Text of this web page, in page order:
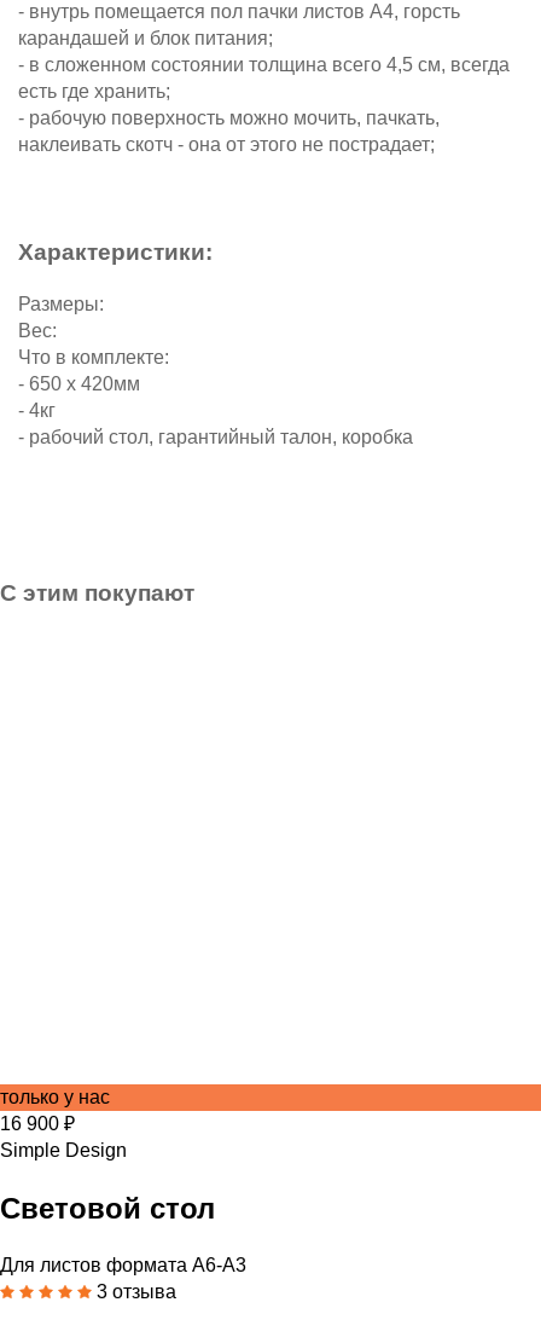
- внутрь помещается пол пачки листов А4, горсть
карандашей и блок питания;
- в сложенном состоянии толщина всего 4,5 см, всегда
есть где хранить;
- рабочую поверхность можно мочить, пачкать,
наклеивать скотч - она от этого не пострадает;
Характеристики:
Размеры:
Вес:
Что в комплекте:
- 650 х 420мм
- 4кг
- рабочий стол, гарантийный талон, коробка
С этим покупают
только у нас
16 900 ₽
Simple Design
Световой стол
Для листов формата А6-А3
3 отзыва